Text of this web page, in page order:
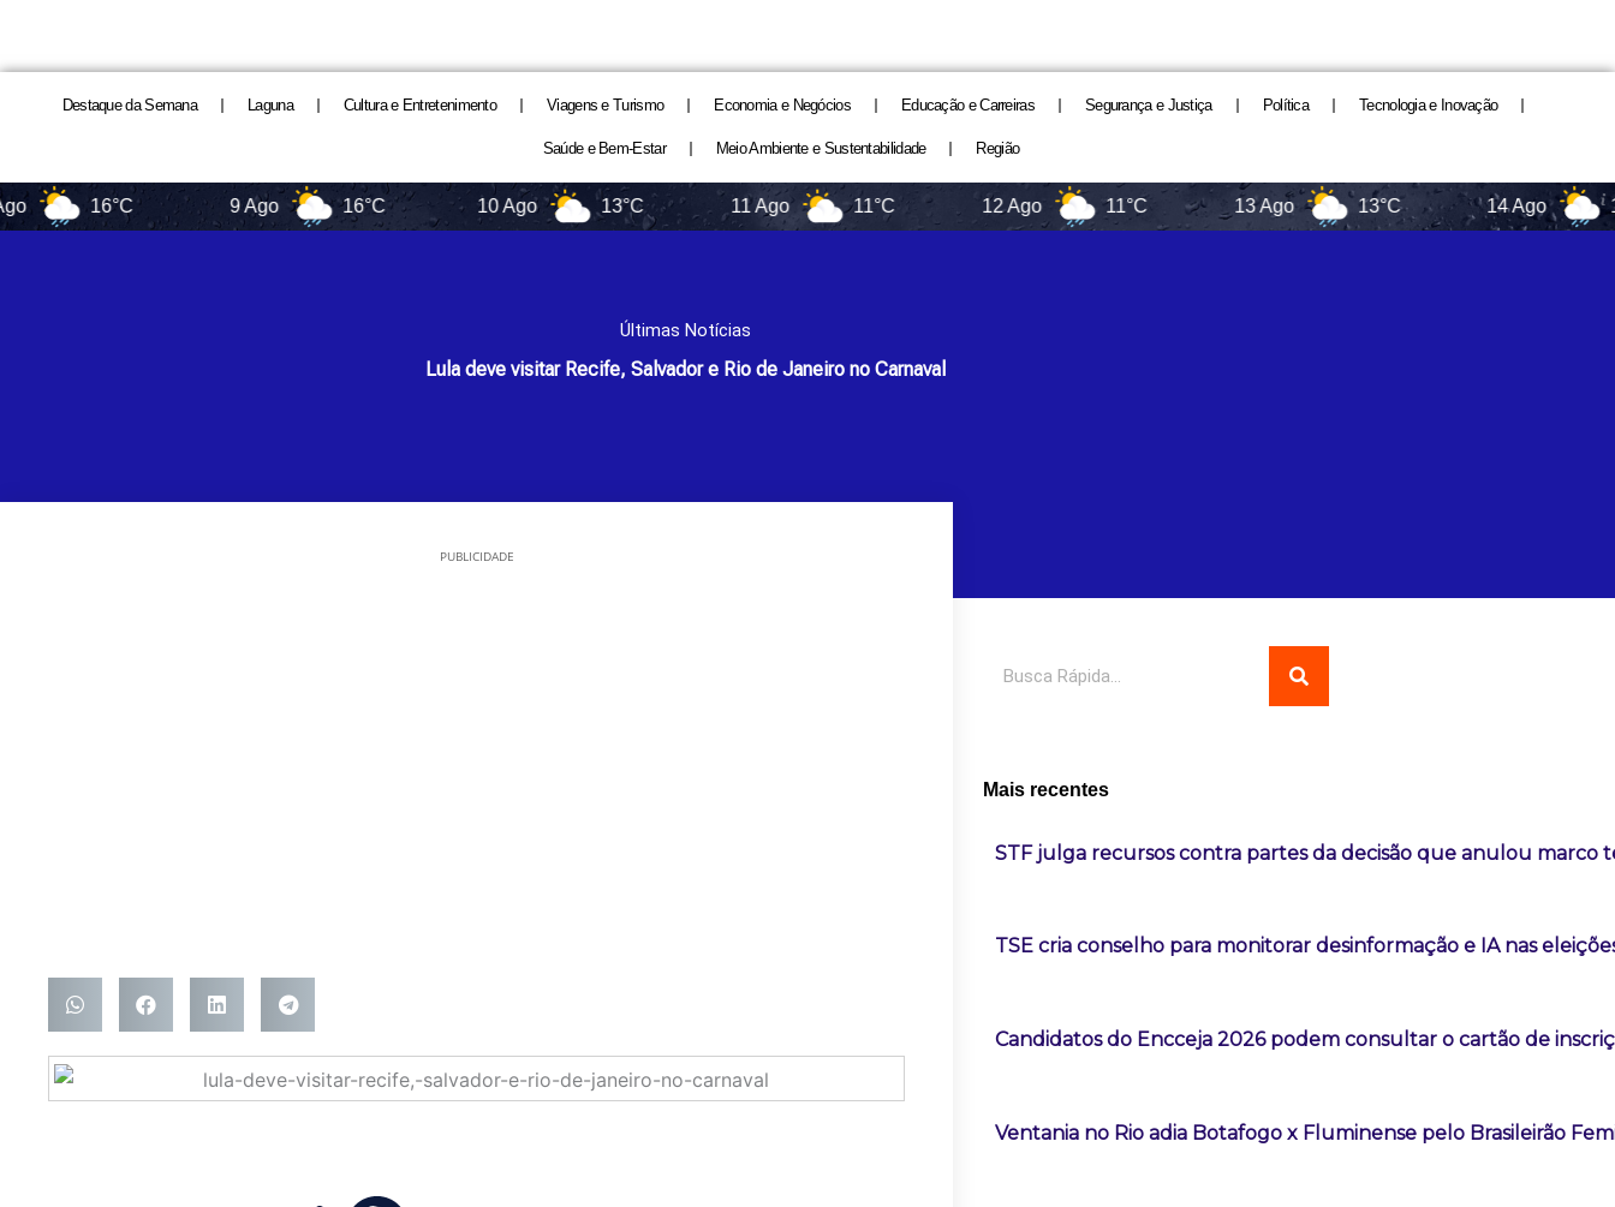
Destaque da Semana Laguna Cultura e Entretenimento Viagens e Turismo Economia e Negócios Educação e Carreiras Segurança e Justiça Política Tecnologia e Inovação
Saúde e Bem-Estar Meio Ambiente e Sustentabilidade Região
16°C 9 Ago 16°C 10 Ago 13°C 11 Ago 11°C 12 Ago 11°C 13 Ago 13°C 14 Ago 16°C
Últimas Notícias
Lula deve visitar Recife, Salvador e Rio de Janeiro no Carnaval
PUBLICIDADE
Mais recentes
STF julga recursos contra partes da decisão que anulou marco
TSE cria conselho para monitorar desinformação e IA nas
Candidatos do Encceja 2026 podem consultar o cartão de
Ventania no Rio adia Botafogo x Fluminense pelo Brasileirão